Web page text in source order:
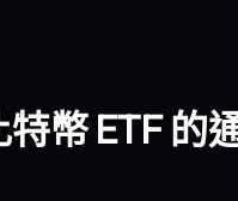
幣 ETF 的